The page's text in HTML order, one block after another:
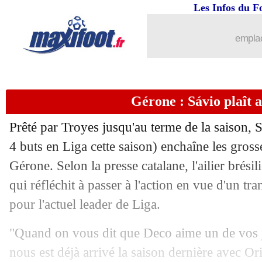
Les Infos du
Gérone : Sávio plaît
Prêté par Troyes jusqu'au terme de la saison,
4 buts en Liga cette saison) enchaîne les
Gérone. Selon la presse catalane, l'ailier
qui réfléchit à passer à l'action en vue d'un
pour l'actuel leader de Liga.
"Quand on vous dit que Deco aime un de
nous est déjà arrivé la saison dernière avec
CdM 2026 : l'Égypte enchaîne grâce
19/11 CdM 2026: le faux-pas de la RD
19/11 Montpellier: Der Zakarian répond à
19/11 VIDEO : Atal a échappé au pire...
19/11 Leipzig : Openda n'oublie pas Lens
19/11 Euro 2024: la Serbie qualifiée, une
19/11 Rennes : Genesio out, Stéphan in